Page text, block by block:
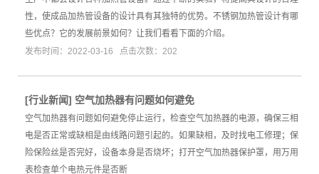
性，使成品加热管设备的设计具有其独特的优势。不锈钢加热管设计有哪
些优点？它的发展前景如何？让我们看看下面的介绍。
发布时间：2022-03-16 点击次数：202
[行业新闻] 空气加热器有问题如何避免
空气加热器有问题如何避免停止运行，检查空气加热器的电源，确保三相
电是否正常或缺相是由线路问题引起的。如果缺相，及时找电工修理；保
险保险丝是否完好，设备本身是否烧坏；打开空气加热器保护罩，用万用
表检查单个电热元件是否断